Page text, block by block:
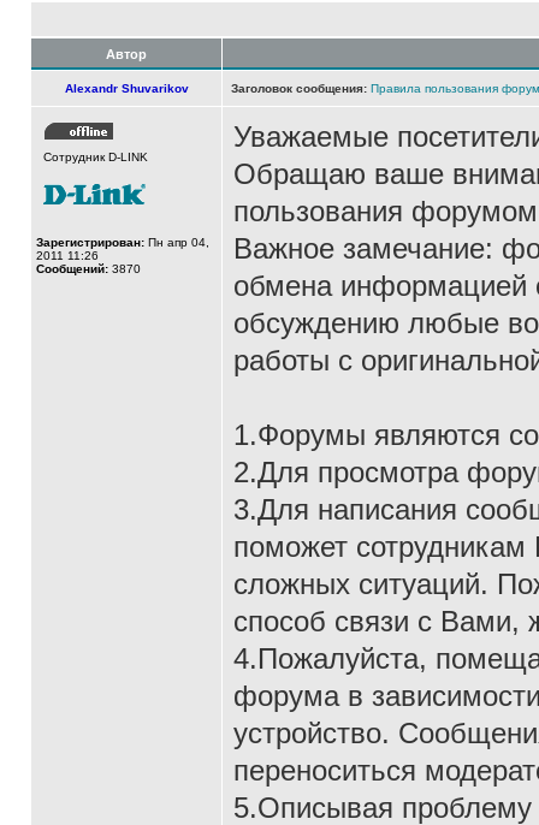
Автор
Alexandr Shuvarikov Заголовок сообщения: Правила пользования
Сотрудник D-LINK
Зарегистрирован: Пн апр 04,
2011 11:26
Сообщений: 3870
Уважаемые
Обращаю ваше
пользования
Важное замечание:
обмена информацией
обсуждению любые
работы с
1.Форумы являются
2.Для просмотра
3.Для написания
поможет
сложных ситуаций.
способ связи с Вами,
4.Пожалуйста,
форума в
устройство.
переноситься
5.Описывая